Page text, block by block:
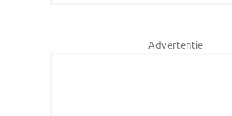
Advertentie